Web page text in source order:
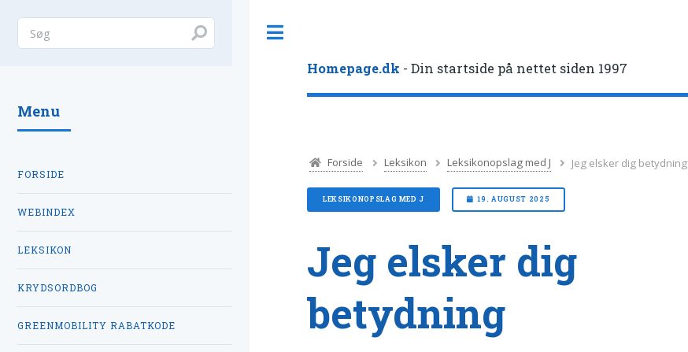
Homepage.dk - Din startside på nettet siden 1997
Forside Leksikon Leksikonopslag med J Jeg elsker dig betydning
LEKSIKONOPSLAG MED J 19. AUGUST 2025
Jeg elsker dig
betydning
Menu
FORSIDE
WEBINDEX
LEKSIKON
KRYDSORDBOG
GREENMOBILITY RABATKODE